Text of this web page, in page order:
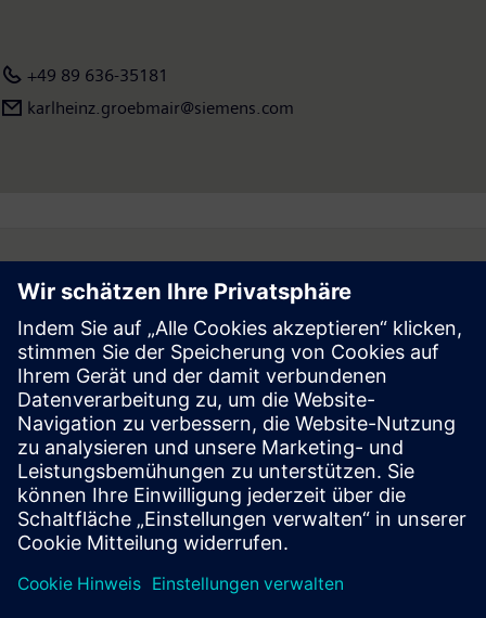
+49 89 636-35181
karlheinz.groebmair@siemens.com
Follow
Press | Company | Siemens
© Siemens 1996 – 2026
Corporate Information
Privacy Notice
Cookie Notice